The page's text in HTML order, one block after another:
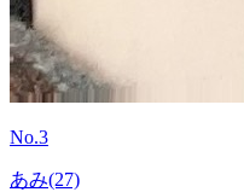
No.3
あみ(27)